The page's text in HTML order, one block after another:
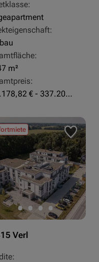
m²
337.178,82 € - 337.207,06 €
Verl